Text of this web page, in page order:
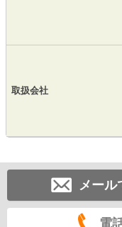
取扱会社
メール
電